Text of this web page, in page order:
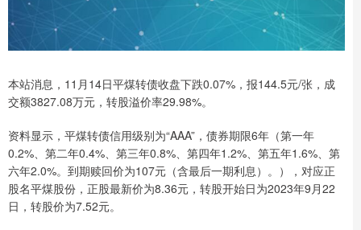
本站消息，11月14日平煤转债收盘下跌0.07%，报144.5元/张，成
交额3827.08万元，转股溢价率29.98%。
资料显示，平煤转债信用级别为“AAA”，债券期限6年（第一年
0.2%、第二年0.4%、第三年0.8%、第四年1.2%、第五年1.6%、第
六年2.0%。到期赎回价为107元（含最后一期利息）。），对应正
股名平煤股份，正股最新价为8.36元，转股开始日为2023年9月22
日，转股价为7.52元。